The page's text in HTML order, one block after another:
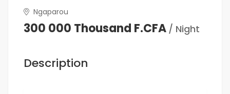
Ngaparou
300 000 Thousand F.CFA / Night
Description